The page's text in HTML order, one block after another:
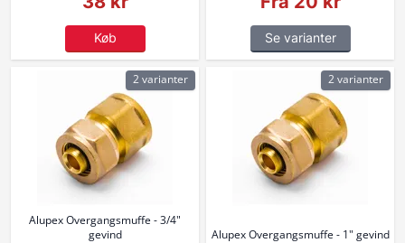
Køb Se varianter
Alupex Overgangsmuffe - 3/4"
gevind
2 varianter
Alupex Overgangsmuffe - 1" gevind
2 varianter